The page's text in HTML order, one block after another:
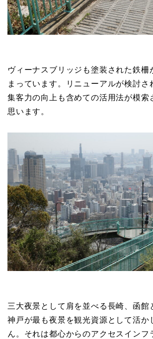
ヴィーナスブリッジも塗装された鉄柵
まっています。リニューアルが検討さ
集客力の向上も含めての活用法が模索
思います。
三大夜景として肩を並べる長崎、函館
神戸が最も夜景を観光資源として活か
ん。それは都心からのアクセスインフ